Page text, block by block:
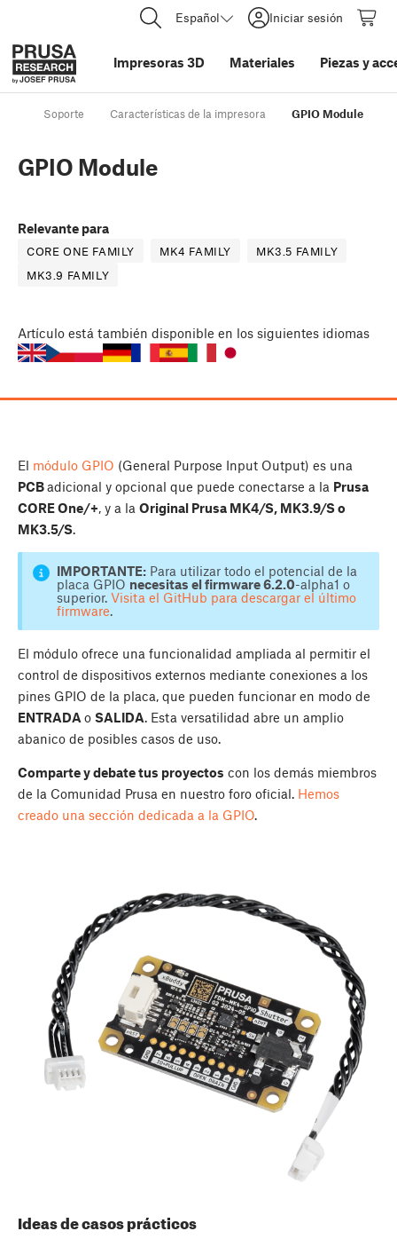
Español Iniciar sesión
Impresoras 3D Materiales Piezas y
Soporte Características de la impresora GPIO Module
GPIO Module
Relevante para
CORE ONE FAMILY MK4 FAMILY
MK3.5 FAMILY
MK3.9 FAMILY
Artículo está también disponible en los siguientes idiomas
El módulo GPIO (General Purpose Input Output) es una
PCBadicional y opcional que puede conectarse a la Prusa
CORE One/+, y a la Original Prusa MK4/S, MK3.9/S o
MK3.5/S.
IMPORTANTE:Para utilizar todo el potencial de la
placa GPIO necesitas el firmware 6.2.0-alpha1 o
superior. Visita el GitHub para descargar el último
firmware.
El módulo ofrece una funcionalidad ampliada al permitir el
control de dispositivos externos mediante conexiones a los
pines GPIO de la placa, que pueden funcionar en modo de
ENTRADA o SALIDA. Esta versatilidad abre un amplio
abanico de posibles casos de uso.
Comparte y debate tus proyectos con los demás miembros
de la Comunidad Prusa en nuestro foro oficial. Hemos
creado una sección dedicada a la GPIO.
Ideas de casos prácticos